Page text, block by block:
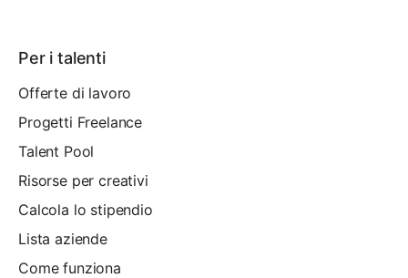
Per i talenti
Offerte di lavoro
Progetti Freelance
Talent Pool
Risorse per creativi
Calcola lo stipendio
Lista aziende
Come funziona